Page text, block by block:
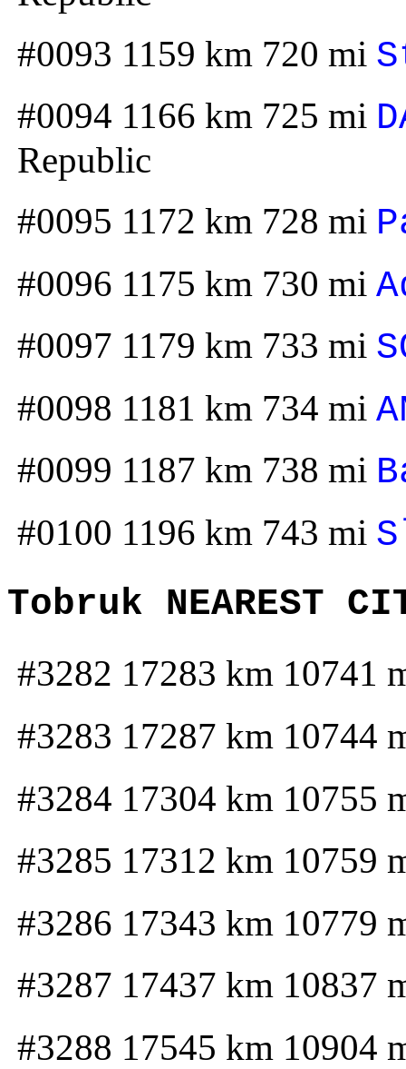
#0093 1159 km 720 mi
#0094 1166 km 725 mi
Republic
#0095 1172 km 728 mi
#0096 1175 km 730 mi
#0097 1179 km 733 mi
#0098 1181 km 734 mi
#0099 1187 km 738 mi
#0100 1196 km 743 mi
Tobruk NEAREST
#3282 17283 km 10741
#3283 17287 km 10744
#3284 17304 km 10755
#3285 17312 km 10759
#3286 17343 km 10779
#3287 17437 km 10837
#3288 17545 km 10904